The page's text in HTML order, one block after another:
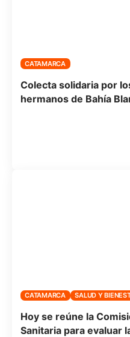
CATAMARCA
Colecta solidaria por
hermanos de Bahía
CATAMARCA SALUD Y
Hoy se reúne la
Sanitaria para evaluar